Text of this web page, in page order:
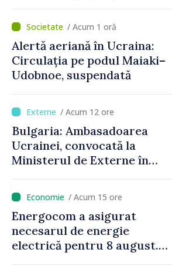
Culturii 2033”
/ Acum 1 oră
Alertă aeriană în Ucraina:
Circulația pe podul Maiaki–
Udobnoe, suspendată
/ Acum 12 ore
Bulgaria: Ambasadoarea
Ucrainei, convocată la
Ministerul de Externe în
/ Acum 15 ore
Energocom a asigurat
necesarul de energie
electrică pentru 8 august.